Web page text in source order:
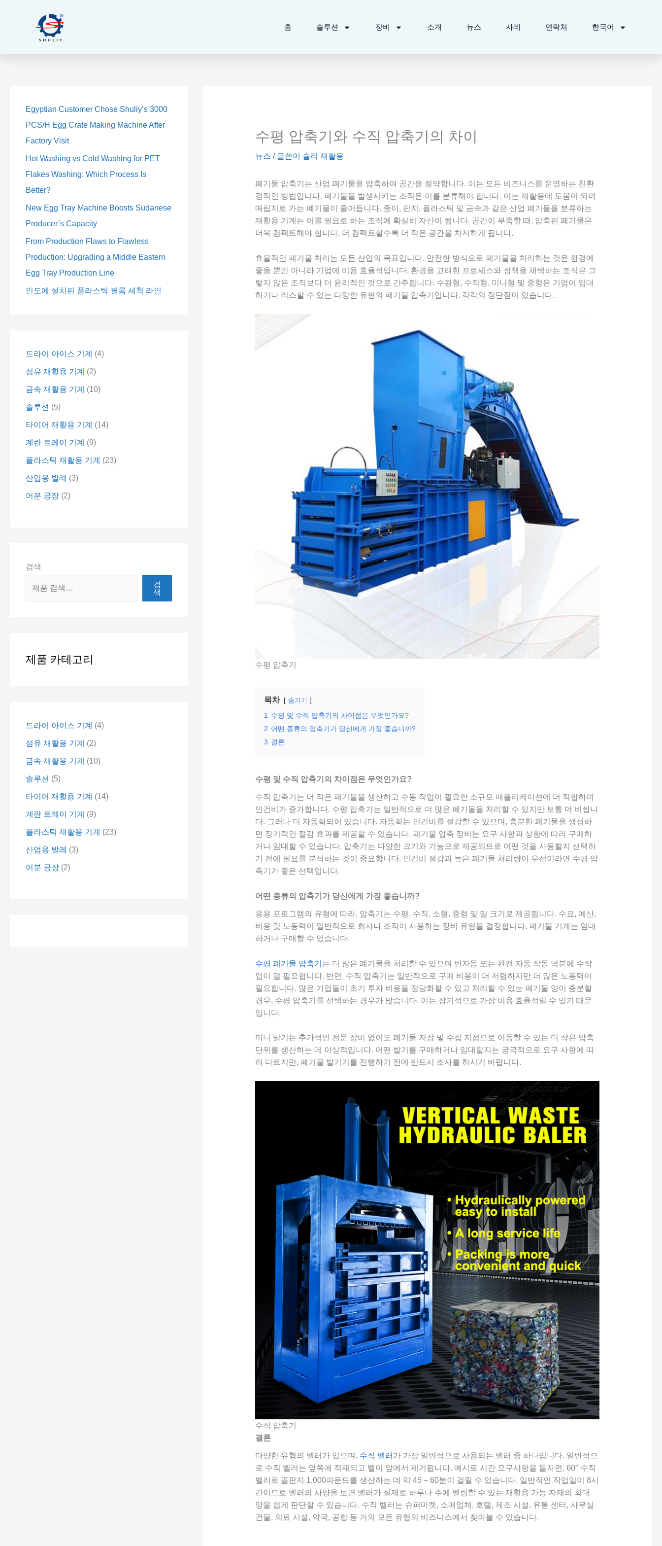
홈 솔루션 장비 소개 뉴스 사례 연락처 한국어
Egyptian Customer Chose Shuliy’s 3000
PCS/H Egg Crate Making Machine After
Factory Visit
Hot Washing vs Cold Washing for PET
Flakes Washing: Which Process Is
Better?
New Egg Tray Machine Boosts Sudanese
Producer’s Capacity
From Production Flaws to Flawless
Production: Upgrading a Middle Eastern
Egg Tray Production Line
인도에 설치된 플라스틱 필름 세척 라인
드라이 아이스 기계 4
개
상
섬유 재활용 기계 2
개
상
금속 재활용 기계 10
0
개
품
솔루션 5
개
상
품
타이어 재활용 기계 14
4
개
품
계란 트레이 기계 9
개
상
플라스틱 재활용 기계 23
3
개
품
산업용 발레 3
개
상
어분 공장 2
개
상
품
검색
검
색
제품 카테고리
드라이 아이스 기계 4
개
상
섬유 재활용 기계 2
개
상
금속 재활용 기계 10
0
개
품
솔루션 5
개
상
품
타이어 재활용 기계 14
4
개
품
계란 트레이 기계 9
개
상
플라스틱 재활용 기계 23
3
개
품
산업용 발레 3
개
상
어분 공장 2
개
상
품
수평 압축기와 수직 압축기의 차이
뉴스 / 글쓴이 슐리 재활용
폐기물 압축기는 산업 폐기물을 압축하여 공간을 절약합니다. 이는 모든 비즈니스를 운영하는 친환
경적인 방법입니다. 폐기물을 발생시키는 조직은 이를 분류해야 합니다. 이는 재활용에 도움이 되며
매립지로 가는 폐기물이 줄어듭니다. 종이, 판지, 플라스틱 및 금속과 같은 산업 폐기물을 분류하는
재활용 기계는 이를 필요로 하는 조직에 확실히 자산이 됩니다. 공간이 부족할 때, 압축된 폐기물은
더욱 컴팩트해야 합니다. 더 컴팩트할수록 더 적은 공간을 차지하게 됩니다.
효율적인 폐기물 처리는 모든 산업의 목표입니다. 안전한 방식으로 폐기물을 처리하는 것은 환경에
좋을 뿐만 아니라 기업에 비용 효율적입니다. 환경을 고려한 프로세스와 정책을 채택하는 조직은 그
렇지 않은 조직보다 더 윤리적인 것으로 간주됩니다. 수평형, 수직형, 미니형 및 중형은 기업이 임대
하거나 리스할 수 있는 다양한 유형의 폐기물 압축기입니다. 각각의 장단점이 있습니다.
수평 압축기
목차 숨기기
1
수평 및 수직 압축기의 차이점은 무엇인가요?
2 어떤 종류의 압축기가 당신에게 가장 좋습니까?
3 결론
수평 및 수직 압축기의 차이점은 무엇인가요?
수직 압축기는 더 적은 폐기물을 생산하고 수동 작업이 필요한 소규모 애플리케이션에 더 적합하여
인건비가 증가합니다. 수평 압축기는 일반적으로 더 많은 폐기물을 처리할 수 있지만 보통 더 비쌉니
다. 그러나 더 자동화되어 있습니다. 자동화는 인건비를 절감할 수 있으며, 충분한 폐기물을 생성하
면 장기적인 절감 효과를 제공할 수 있습니다. 폐기물 압축 장비는 요구 사항과 상황에 따라 구매하
거나 임대할 수 있습니다. 압축기는 다양한 크기와 기능으로 제공되므로 어떤 것을 사용할지 선택하
기 전에 필요를 분석하는 것이 중요합니다. 인건비 절감과 높은 폐기물 처리량이 우선이라면 수평 압
축기가 좋은 선택입니다.
어떤 종류의 압축기가 당신에게 가장 좋습니까?
응용 프로그램의 유형에 따라, 압축기는 수평, 수직, 소형, 중형 및 밀 크기로 제공됩니다. 수요, 예산,
비용 및 노동력이 일반적으로 회사나 조직이 사용하는 장비 유형을 결정합니다. 폐기물 기계는 임대
하거나 구매할 수 있습니다.
수평 폐기물 압축기 는 더 많은 폐기물을 처리할 수 있으며 반자동 또는 완전 자동 작동 덕분에 수작
업이 덜 필요합니다. 반면, 수직 압축기는 일반적으로 구매 비용이 더 저렴하지만 더 많은 노동력이
필요합니다. 많은 기업들이 초기 투자 비용을 정당화할 수 있고 처리할 수 있는 폐기물 양이 충분할
경우, 수평 압축기를 선택하는 경우가 많습니다. 이는 장기적으로 가장 비용 효율적일 수 있기 때문
입니다.
미니 발기는 추가적인 전문 장비 없이도 폐기물 저장 및 수집 지점으로 이동할 수 있는 더 작은 압축
단위를 생산하는 데 이상적입니다. 어떤 발기를 구매하거나 임대할지는 궁극적으로 요구 사항에 따
라 다르지만, 폐기물 발기기를 진행하기 전에 반드시 조사를 하시기 바랍니다.
수직 압축기
결론
다양한 유형의 벨러가 있으며, 수직 벨러 가 가장 일반적으로 사용되는 벨러 중 하나입니다. 일반적으
로 수직 벨러는 앞쪽에 적재되고 벨이 앞에서 제거됩니다. 예시로 시간 요구사항을 들자면, 60″ 수직
벨러로 골판지 1,000파운드를 생산하는 데 약 45 – 60분이 걸릴 수 있습니다. 일반적인 작업일이 8시
간이므로 벨러의 사양을 보면 벨러가 실제로 하루나 주에 벨링할 수 있는 재활용 가능 자재의 최대
양을 쉽게 판단할 수 있습니다. 수직 벨러는 슈퍼마켓, 소매업체, 호텔, 제조 시설, 유통 센터, 사무실
건물, 의료 시설, 약국, 공항 등 거의 모든 유형의 비즈니스에서 찾아볼 수 있습니다.